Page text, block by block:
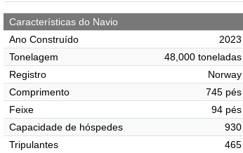
Características do Navio
Ano Construído
2023
Tonelagem
48,000 toneladas
Registro
Norway
Comprimento
745 pés
Feixe
94 pés
Capacidade de hóspedes
930
Tripulantes
465